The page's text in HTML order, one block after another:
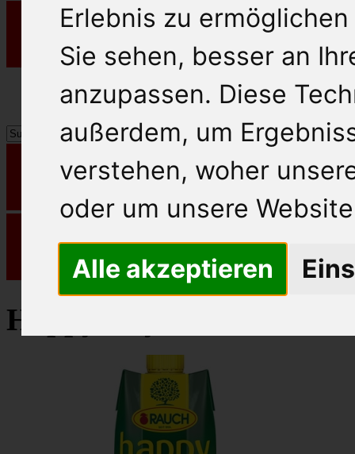
Erlebnis zu
Sie sehen, besser an
anzupassen. Diese
außerdem, um
verstehen, woher
oder um unsere
Alle akzeptieren
Happy Day Fruchtsaft